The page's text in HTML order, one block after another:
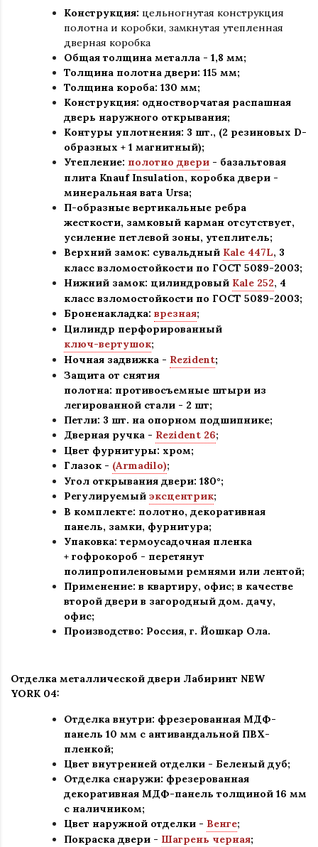
Конструкция: цельногнутая конструкция
полотна и коробки, замкнутая утепленная
дверная коробка
Общая толщина металла - 1,8 мм;
Толщина полотна двери: 115 мм;
Толщина короба: 130 мм;
Конструкция: одностворчатая распашная
дверь наружного открывания;
Контуры уплотнения: 3 шт., (2 резиновых D-
образных + 1 магнитный);
Утепление: полотно двери - базальтовая
плита Knauf Insulation, коробка двери -
минеральная вата Ursa;
П-образные вертикальные ребра
жесткости, замковый карман отсутствует,
усиление петлевой зоны, утеплитель;
Верхний замок: сувальдный Kale 447L, 3
класс взломостойкости по ГОСТ 5089-2003;
Нижний замок: цилиндровый Kale 252, 4
класс взломостойкости по ГОСТ 5089-2003;
Броненакладка: врезная;
Цилиндр перфорированный
ключ-вертушок;
Ночная задвижка - Rezident;
Защита от снятия
полотна: противосъемные штыри из
легированной стали - 2 шт;
Петли: 3 шт. на опорном подшипнике;
Дверная ручка - Rezident 26;
Цвет фурнитуры: хром;
Глазок - (Armadilo);
Угол открывания двери: 180°;
Регулируемый эксцентрик;
В комплекте: полотно, декоративная
панель, замки, фурнитура;
Упаковка: термоусадочная пленка
+ гофрокороб - перетянут
полипропиленовыми ремнями или лентой;
Применение: в квартиру, офис; в качестве
второй двери в загородный дом. дачу,
офис;
Производство: Россия, г. Йошкар Ола.
Отделка металлической двери Лабиринт NEW
YORK 04:
Отделка внутри: фрезерованная МДФ-
панель 10 мм с антивандальной ПВХ-
пленкой;
Цвет внутренней отделки - Беленый дуб;
Отделка снаружи: фрезерованная
декоративная МДФ-панель толщиной 16 мм
с наличником;
Цвет наружной отделки - Венге;
Покраска двери - Шагрень черная;